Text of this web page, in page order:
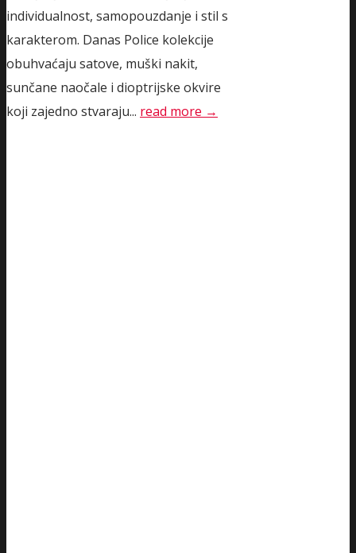
individualnost, samopouzdanje i stil s
karakterom. Danas Police kolekcije
obuhvaćaju satove, muški nakit,
sunčane naočale i dioptrijske okvire
koji zajedno stvaraju... read more →